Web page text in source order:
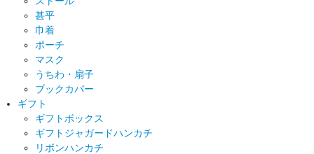
甚平
巾着
ポーチ
マスク
うちわ・扇子
ブックカバー
ギフト
ギフトボックス
ギフトジャガードハンカチ
リボンハンカチ